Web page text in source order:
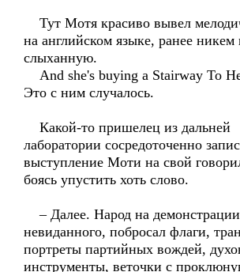
Тут Мотя красиво вывел
на английском языке, ранее никем
слыханную.
And she's buying a Stairway To
Это с ним случалось.
Какой-то пришелец из дальней
лаборатории сосредоточенно
выступление Моти на свой
боясь упустить хоть слово.
– Далее. Народ на
невиданного, побросал флаги,
портреты партийных вождей,
инструменты, веточки с